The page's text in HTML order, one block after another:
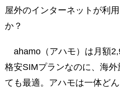
屋外のインターネットが利
か？
ahamo（アハモ）は月額
格安SIMプランなのに、海
ても最適。アハモは一体ど